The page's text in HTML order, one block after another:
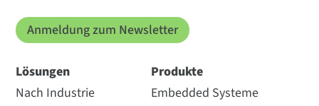
Anmeldung zum Newsletter
Lösungen
Nach Industrie
Produkte
Embedded Systeme